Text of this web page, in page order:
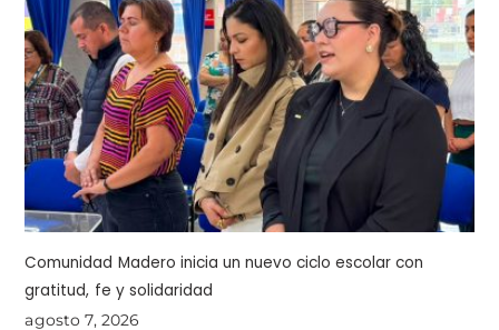
Comunidad Madero inicia un nuevo ciclo escolar con
gratitud, fe y solidaridad
agosto 7, 2026